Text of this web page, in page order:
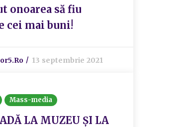
onoarea să fiu
cei mai buni!
13 septembrie 2021
Mass-media
LA MUZEU ȘI LA